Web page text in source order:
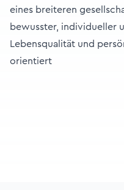
eines breiteren
bewusster, individueller
Lebensqualität und
orientiert